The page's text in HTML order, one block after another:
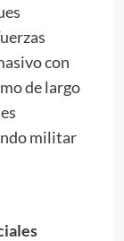
con
de largo
militar